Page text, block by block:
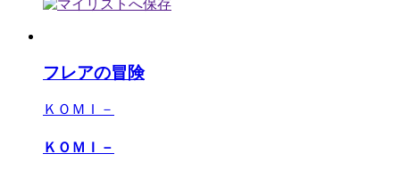
フレアの冒険
ＫＯＭＩ－
ＫＯＭＩ－